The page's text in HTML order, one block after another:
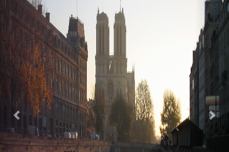
Previous